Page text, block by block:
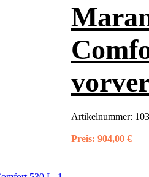
Artikelnummer:
Preis: 904,00 €